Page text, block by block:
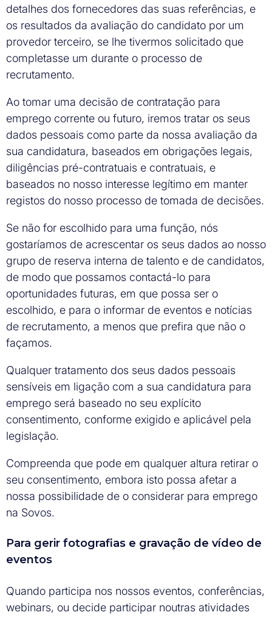
detalhes dos fornecedores das suas referências, e
os resultados da avaliação do candidato por um
provedor terceiro, se lhe tivermos solicitado que
completasse um durante o processo de
recrutamento.
Ao tomar uma decisão de contratação para
emprego corrente ou futuro, iremos tratar os seus
dados pessoais como parte da nossa avaliação da
sua candidatura, baseados em obrigações legais,
diligências pré-contratuais e contratuais, e
baseados no nosso interesse legítimo em manter
registos do nosso processo de tomada de decisões.
Se não for escolhido para uma função, nós
gostaríamos de acrescentar os seus dados ao nosso
grupo de reserva interna de talento e de candidatos,
de modo que possamos contactá-lo para
oportunidades futuras, em que possa ser o
escolhido, e para o informar de eventos e notícias
de recrutamento, a menos que prefira que não o
façamos.
Qualquer tratamento dos seus dados pessoais
sensíveis em ligação com a sua candidatura para
emprego será baseado no seu explícito
consentimento, conforme exigido e aplicável pela
legislação.
Compreenda que pode em qualquer altura retirar o
seu consentimento, embora isto possa afetar a
nossa possibilidade de o considerar para emprego
na Sovos.
Para gerir fotografias e gravação de vídeo de
eventos
Quando participa nos nossos eventos, conferências,
webinars, ou decide participar noutras atividades